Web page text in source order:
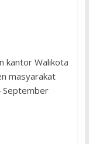
kantor Walikota
masyarakat
September